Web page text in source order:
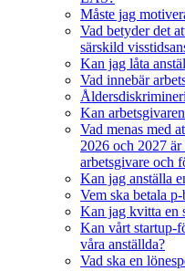
Måste jag
Vad betyder det
särskild
Kan jag låta
Vad innebär
Kan
Vad menas med
2026 och 2027
arbetsgivare och
Kan jag anställa
Vem ska betala
Kan jag kvitta en
Kan vårt startup-
våra anställda?
Vad ska en